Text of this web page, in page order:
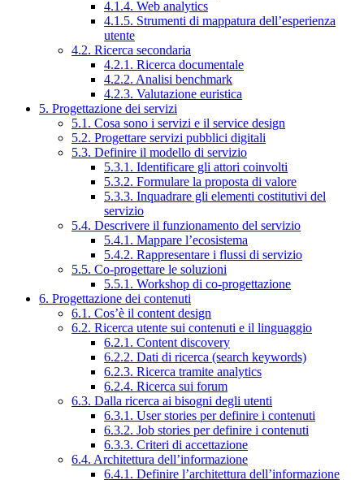
4.1.4. Web analytics
4.1.5. Strumenti di mappatura dell’esperienza
utente
4.2. Ricerca secondaria
4.2.1. Ricerca documentale
4.2.2. Analisi benchmark
4.2.3. Valutazione euristica
5. Progettazione dei servizi
5.1. Cosa sono i servizi e il service design
5.2. Progettare servizi pubblici digitali
5.3. Definire il modello di servizio
5.3.1. Identificare gli attori coinvolti
5.3.2. Formulare la proposta di valore
5.3.3. Inquadrare gli elementi costitutivi del
servizio
5.4. Descrivere il funzionamento del servizio
5.4.1. Mappare l’ecosistema
5.4.2. Rappresentare i flussi di servizio
5.5. Co-progettare le soluzioni
5.5.1. Workshop di co-progettazione
6. Progettazione dei contenuti
6.1. Cos’è il content design
6.2. Ricerca utente sui contenuti e il linguaggio
6.2.1. Content discovery
6.2.2. Dati di ricerca (search keywords)
6.2.3. Ricerca tramite analytics
6.2.4. Ricerca sui forum
6.3. Dalla ricerca ai bisogni degli utenti
6.3.1. User stories per definire i contenuti
6.3.2. Job stories per definire i contenuti
6.3.3. Criteri di accettazione
6.4. Architettura dell’informazione
6.4.1. Definire l’architettura dell’informazione